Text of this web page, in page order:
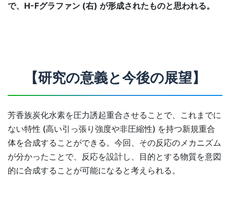
で、H-Fグラファン (右) が形成されたものと思われる。
【研究の意義と今後の展望】
芳香族炭化水素を圧力誘起重合させることで、これまでに
ない特性 (高い引っ張り強度や非圧縮性) を持つ新規重合
体を合成することができる。今回、その反応のメカニズム
が分かったことで、反応を設計し、目的とする物質を意図
的に合成することが可能になると考えられる。